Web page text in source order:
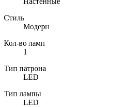
Стиль
Модерн
Кол-во ламп
1
Тип патрона
LED
Тип лампы
LED